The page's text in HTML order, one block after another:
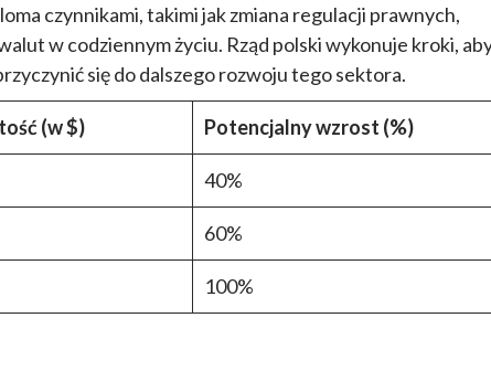
czynnikami, takimi jak zmiana regulacji prawnych,
w codziennym życiu. Rząd polski wykonuje kroki,
się do dalszego rozwoju tego sektora.
(w $) Potencjalny wzrost (%)
40%
60%
100%